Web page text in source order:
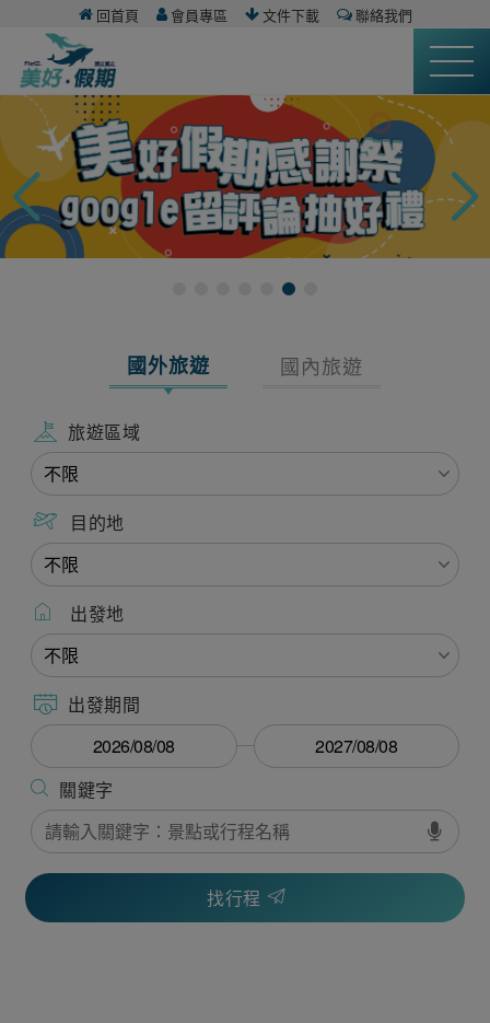
回首頁 會員專區 文件下載 聯絡我們
國外旅遊 國內旅遊
旅遊區域
目的地
出發地
出發期間
找行程